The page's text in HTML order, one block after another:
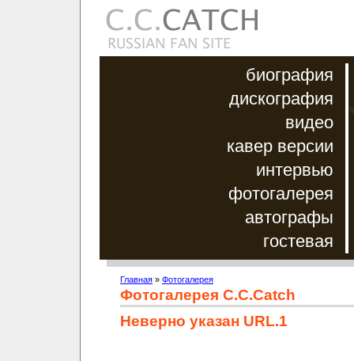
биография
дискография
видео
кавер версии
интервью
фотогалерея
автографы
гостевая
Главная » Фотогалерея
Фотогалерея C.C.Catch
Неверно указан URL.1